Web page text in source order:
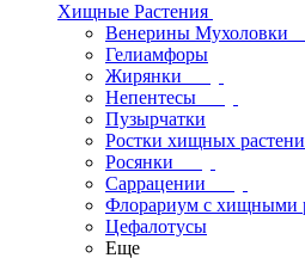
Хищные Растения
Венерины Мухоловки
Гелиамфоры
Жирянки
Непентесы
Пузырчатки
Ростки хищных
Росянки
Саррацении
Флорариум с хищными
Цефалотусы
Еще